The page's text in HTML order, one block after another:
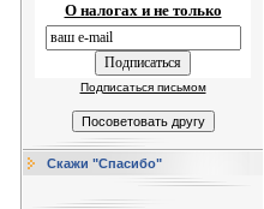
О налогах и не только
Подписаться письмом
Скажи "Спасибо"